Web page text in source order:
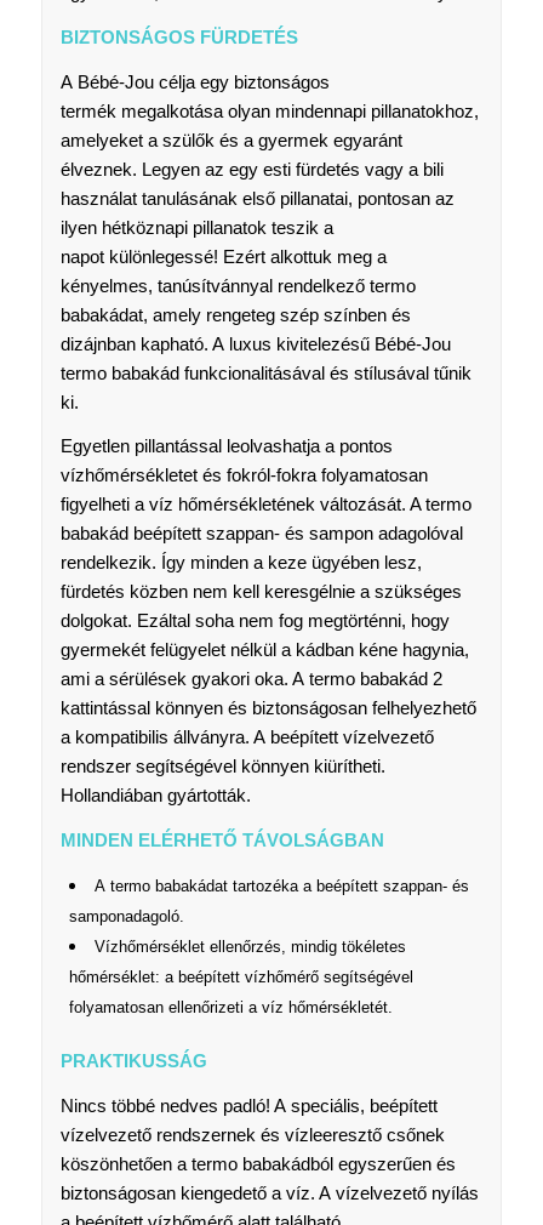
BIZTONSÁGOS FÜRDETÉS
A Bébé-Jou célja egy biztonságos
termék megalkotása olyan mindennapi pillanatokhoz,
amelyeket a szülők és a gyermek egyaránt
élveznek. Legyen az egy esti fürdetés vagy a bili
használat tanulásának első pillanatai, pontosan az
ilyen hétköznapi pillanatok teszik a
napot különlegessé! Ezért alkottuk meg a
kényelmes, tanúsítvánnyal rendelkező termo
babakádat, amely rengeteg szép színben és
dizájnban kapható. A luxus kivitelezésű Bébé-Jou
termo babakád funkcionalitásával és stílusával tűnik
ki.
Egyetlen pillantással leolvashatja a pontos
vízhőmérsékletet és fokról-fokra folyamatosan
figyelheti a víz hőmérsékletének változását. A termo
babakád beépített szappan- és sampon adagolóval
rendelkezik. Így minden a keze ügyében lesz,
fürdetés közben nem kell keresgélnie a szükséges
dolgokat. Ezáltal soha nem fog megtörténni, hogy
gyermekét felügyelet nélkül a kádban kéne hagynia,
ami a sérülések gyakori oka. A termo babakád 2
kattintással könnyen és biztonságosan felhelyezhető
a kompatibilis állványra. A beépített vízelvezető
rendszer segítségével könnyen kiürítheti.
Hollandiában gyártották.
MINDEN ELÉRHETŐ TÁVOLSÁGBAN
A termo babakádat tartozéka a beépített szappan- és
samponadagoló.
Vízhőmérséklet ellenőrzés, mindig tökéletes
hőmérséklet: a beépített vízhőmérő segítségével
folyamatosan ellenőrizeti a víz hőmérsékletét.
PRAKTIKUSSÁG
Nincs többé nedves padló! A speciális, beépített
vízelvezető rendszernek és vízleeresztő csőnek
köszönhetően a termo babakádból egyszerűen és
biztonságosan kiengedető a víz. A vízelvezető nyílás